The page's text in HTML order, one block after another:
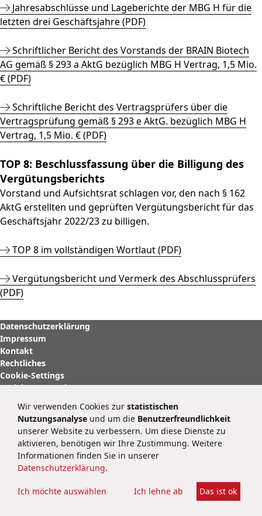
Jahresabschlüsse und Lageberichte der MBG H für die
letzten drei Geschäftsjahre (PDF)
Schriftlicher Bericht des Vorstands der BRAIN Biotech
AG gemäß § 293 a AktG bezüglich MBG H Vertrag, 1,5 Mio.
€ (PDF)
Schriftliche Bericht des Vertragsprüfers über die
Vertragsprüfung gemäß § 293 e AktG. bezüglich MBG H
Vertrag, 1,5 Mio. € (PDF)
TOP 8: Beschlussfassung über die Billigung des
Vergütungsberichts
Vorstand und Aufsichtsrat schlagen vor, den nach § 162
AktG erstellten und geprüften Vergütungsbericht für das
Geschäftsjahr 2022/23 zu billigen.
TOP 8 im vollständigen Wortlaut (PDF)
Vergütungsbericht und Vermerk des Abschlussprüfers
(PDF)
BRAIN Biotech AG
Darmstädter Straße 34 – 36
64673 Zwingenberg
Deutschland
public@brain-biotech.com
+49 62 51 9331-11
Soziale Netzwerke
Datenschutzerklärung
Impressum
Kontakt
Rechtliches
Cookie-Settings
Wir verwenden Cookies zur statistischen
Nutzungsanalyse und um die Benutzerfreundlichkeit
unserer Website zu verbessern. Um diese Dienste zu
aktivieren, benötigen wir Ihre Zustimmung. Weitere
Informationen finden Sie in unserer
Datenschutzerklärung.
Ich möchte auswählen Ich lehne ab Das ist ok